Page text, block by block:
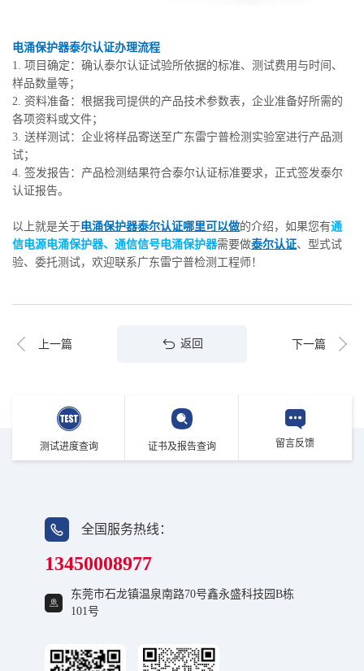
电涌保护器泰尔认证办理流程
1. 项目确定：确认泰尔认证试验所依据的标准、测试费用与时间、
样品数量等；
2. 资料准备：根据我司提供的产品技术参数表，企业准备好所需的
各项资料或文件；
3. 送样测试：企业将样品寄送至广东雷宁普检测实验室进行产品测
试；
4. 签发报告：产品检测结果符合泰尔认证标准要求，正式签发泰尔
认证报告。
以上就是关于电涌保护器泰尔认证哪里可以做的介绍，如果您有通
信电源电涌保护器、通信信号电涌保护器需要做泰尔认证、型式试
验、委托测试，欢迎联系广东雷宁普检测工程师！
上一篇 返回 下一篇
测试进度查询 证书及报告查询 留言反馈
全国服务热线：
13450008977
东莞市石龙镇温泉南路70号鑫永盛科技园B栋
101号